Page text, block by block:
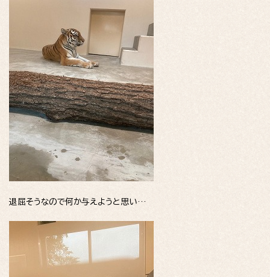
退屈そうなので何か与えようと思い…